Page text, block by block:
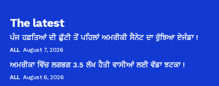
The latest
ਪੰਜ ਹਫ਼ਤਿਆਂ ਦੀ ਛੁੱਟੀ ਤੋਂ ਪਹਿਲਾਂ ਅਮਰੀਕੀ ਸੈਨੇਟ ਦਾ ਰੁੱਝਿਆ ਏਜੰਡਾ !
ALL August 7, 2026
ਅਮਰੀਕਾ ਵਿੱਚ ਲਗਭਗ 3.5 ਲੱਖ ਹੈਤੀ ਵਾਸੀਆਂ ਲਈ ਵੱਡਾ ਝਟਕਾ !
ALL August 6, 2026